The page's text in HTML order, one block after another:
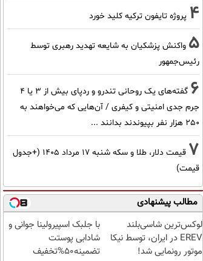
4 پروژه تایفون ترکیه کلید خورد
5 واکنش پزشکیان به شایعه تهدید رهبری توسط
رئیس‌جمهور
6
گفته‌های یک روحانی تندرو و ردپای بیش از ۳ یا ۴
جرم جدی امنیتی و کیفری / آن‌هایی که می‌خواهند به
۲۵۰ هزار نفر بپیوندند بدانند ...
7
قیمت دلار، طلا و سکه شنبه ۱۷ مرداد ۱۴۰۵ (+جدول
قیمت)
مطالب پیشنهادی
لوکس‌ترین شاسی‌بلند
EREV در ایران، توسط نیکا
موتور رونمایی شد!
با جلبک اسپیرولینا جوانی و
شادابی پوستت
تضمینه50%تخفیف